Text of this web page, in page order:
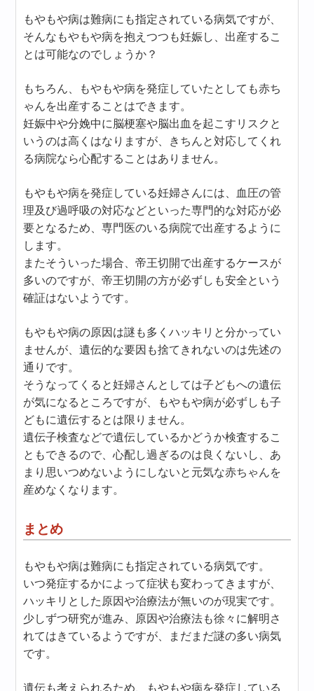
もやもや病は難病にも指定されている病気ですが、
そんなもやもや病を抱えつつも妊娠し、出産するこ
とは可能なのでしょうか？
もちろん、もやもや病を発症していたとしても赤ち
ゃんを出産することはできます。
妊娠中や分娩中に脳梗塞や脳出血を起こすリスクと
いうのは高くはなりますが、きちんと対応してくれ
る病院なら心配することはありません。
もやもや病を発症している妊婦さんには、血圧の管
理及び過呼吸の対応などといった専門的な対応が必
要となるため、専門医のいる病院で出産するように
します。
またそういった場合、帝王切開で出産するケースが
多いのですが、帝王切開の方が必ずしも安全という
確証はないようです。
もやもや病の原因は謎も多くハッキリと分かってい
ませんが、遺伝的な要因も捨てきれないのは先述の
通りです。
そうなってくると妊婦さんとしては子どもへの遺伝
が気になるところですが、もやもや病が必ずしも子
どもに遺伝するとは限りません。
遺伝子検査などで遺伝しているかどうか検査するこ
ともできるので、心配し過ぎるのは良くないし、あ
まり思いつめないようにしないと元気な赤ちゃんを
産めなくなります。
まとめ
もやもや病は難病にも指定されている病気です。
いつ発症するかによって症状も変わってきますが、
ハッキリとした原因や治療法が無いのが現実です。
少しずつ研究が進み、原因や治療法も徐々に解明さ
れてはきているようですが、まだまだ謎の多い病気
です。
遺伝も考えられるため、もやもや病を発症している